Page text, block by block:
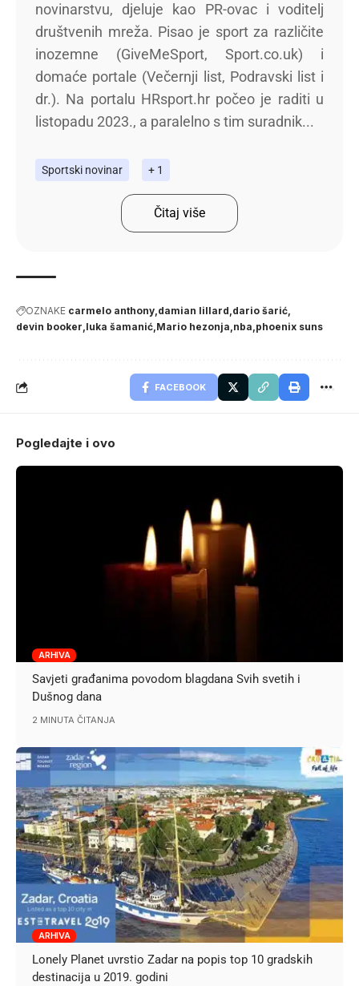
novinarstvu, djeluje kao PR-ovac i voditelj
društvenih mreža. Pisao je sport za različite
inozemne (GiveMeSport, Sport.co.uk) i
domaće portale (Večernji list, Podravski list i
dr.). Na portalu HRsport.hr počeo je raditi u
listopadu 2023., a paralelno s tim suradnik...
Sportski novinar + 1
Čitaj više
OZNAKE carmelo anthony damian lillard dario šarić
devin booker luka šamanić Mario hezonja nba phoenix suns
FACEBOOK
Pogledajte i ovo
ARHIVA
Savjeti građanima povodom blagdana Svih svetih i
Dušnog dana
2 MINUTA ČITANJA
ARHIVA
Lonely Planet uvrstio Zadar na popis top 10 gradskih
destinacija u 2019. godini